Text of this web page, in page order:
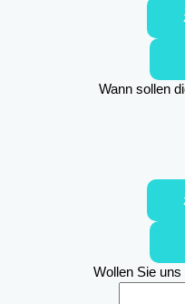
Wann sollen
Wollen Sie